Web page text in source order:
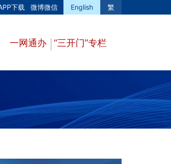
下载 微博微信 English 繁
一网通办 “三开门”专栏